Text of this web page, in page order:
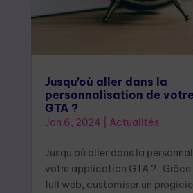
Jusqu’où aller dans la
personnalisation de
GTA ?
Jan 6, 2024 Actualités
Jusqu'où aller dans la
votre application GTA ? Grâce
full web, customiser un